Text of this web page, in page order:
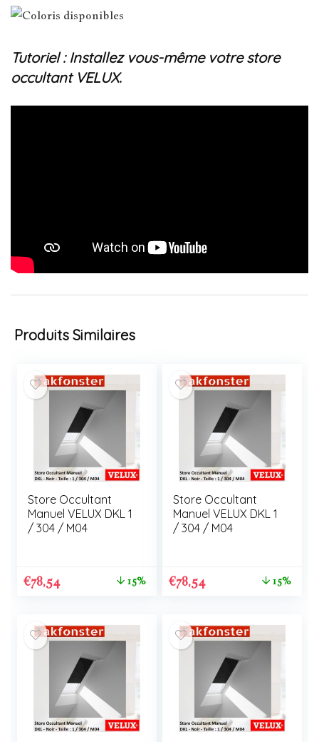
Tutoriel : Installez vous-même votre store
occultant VELUX.
Produits Similaires
Store Occultant
Manuel VELUX DKL 1
/ 304 / M04
€78,54 15%
Store Occultant
Manuel VELUX DKL 1
/ 304 / M04
€78,54 15%